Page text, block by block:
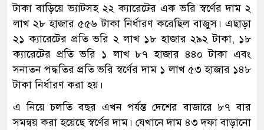
টাকা বাড়িয়ে ভ্যাটসহ ২২ ক্যারেটের এক ভরি স্বর্ণের দাম ২
লাখ ২৮ হাজার ৫৫৬ টাকা নির্ধারণ করেছিল বাজুস। এছাড়া
২১ ক্যারেটের প্রতি ভরি ২ লাখ ১৮ হাজার ২৯২ টাকা, ১৮
ক্যারেটের প্রতি ভরি ১ লাখ ৮৭ হাজার ৪৪০ টাকা এবং
সনাতন পদ্ধতির প্রতি ভরি স্বর্ণের দাম ১ লাখ ৫৩ হাজার ১৪৮
টাকা নির্ধারণ করা হয়।
এ নিয়ে চলতি বছর এখন পর্যন্ত দেশের বাজারে ৮৭ বার
সমন্বয় করা হয়েছে স্বর্ণের দাম। যেখানে দাম ৪৩ দফা বাড়ানো